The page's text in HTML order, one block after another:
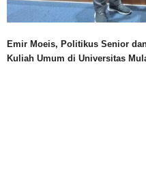
Emir Moeis, Politikus Senior
Kuliah Umum di Universitas